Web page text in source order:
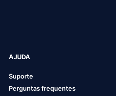
AJUDA
Suporte
Perguntas frequentes